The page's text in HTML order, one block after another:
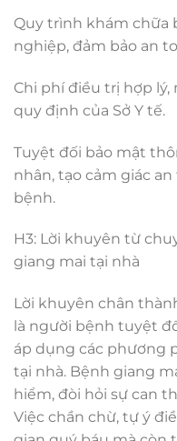
Quy trình khám chữa
nghiệp, đảm bảo an
Chi phí điều trị hợp
quy định của Sở Y tế.
Tuyệt đối bảo mật
nhân, tạo cảm giác
bệnh.
H3: Lời khuyên từ
giang mai tại nhà
Lời khuyên chân
là người bệnh tuyệt
áp dụng các phương
tại nhà. Bệnh giang
hiểm, đòi hỏi sự can
Việc chần chừ, tự ý